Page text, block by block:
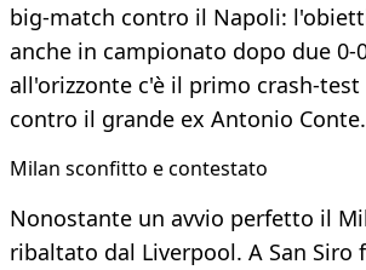
big-match contro il Napoli:
anche in campionato dopo due 0-
all'orizzonte c'è il primo crash-
contro il grande ex Antonio Conte.
Milan sconfitto e contestato
Nonostante un avvio perfetto il
ribaltato dal Liverpool. A San Siro